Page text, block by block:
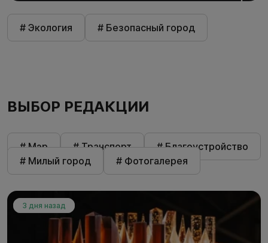
# Экология # Безопасный город
ВЫБОР РЕДАКЦИИ
# Мэр # Транспорт
# Благоустройство
# Милый город
# Фотогалерея
3 дня назад